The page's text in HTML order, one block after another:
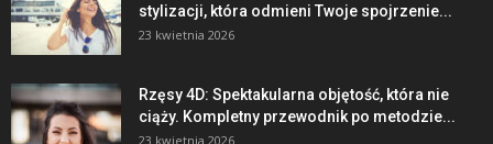
stylizacji, która odmieni Twoje spojrzenie...
23 kwietnia 2026
Rzęsy 4D: Spektakularna objętość, która nie
ciąży. Kompletny przewodnik po metodzie...
23 kwietnia 2026